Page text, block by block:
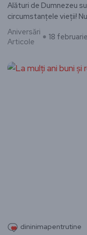
Alături de Dumnezeu
circumstanțele vieții!
Aniversări
Articole
18
dininimapentrutine